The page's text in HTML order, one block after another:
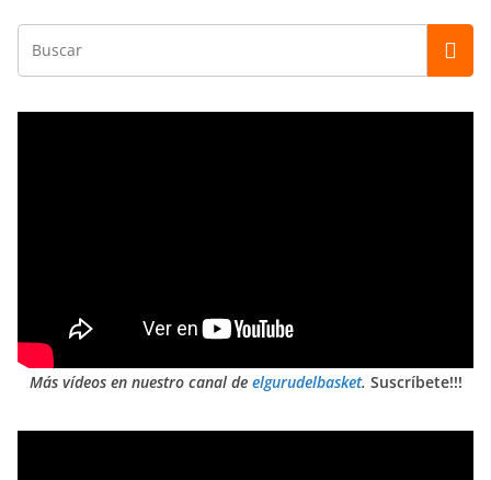
Más vídeos en nuestro canal de elgurudelbasket. Suscríbete!!!